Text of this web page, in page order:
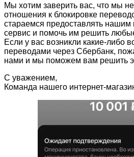
Мы хотим заверить вас, что мы
отношения к блокировке
стараемся предоставлять нашим
сервис и помочь им решить
Если у вас возникли какие-либо
переводами через Сбербанк,
нами и мы поможем вам решить
С уважением,
Команда нашего интернет-